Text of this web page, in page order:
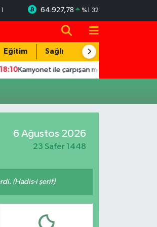
64.927,78 %1.32
Eğitim Sağlık Teknoloji
Kamyonet ile çarpışan motosikletin sürücüsü
6 Ağustos 2026
23 Safer 1448
(Hadis-i şerif)